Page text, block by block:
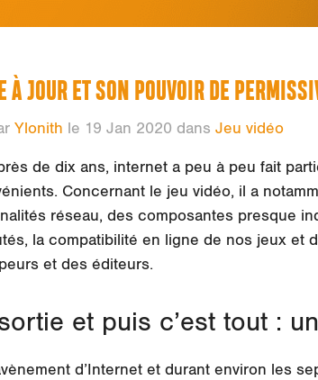
À JOUR ET SON POUVOIR DE
Ylonith le 19 Jan 2020 dans Jeu vidéo
de dix ans, internet a peu à peu fait
Concernant le jeu vidéo, il a
réseau, des composantes presque
la compatibilité en ligne de nos jeux et
et des éditeurs.
et puis c’est tout :
d’Internet et durant environ les